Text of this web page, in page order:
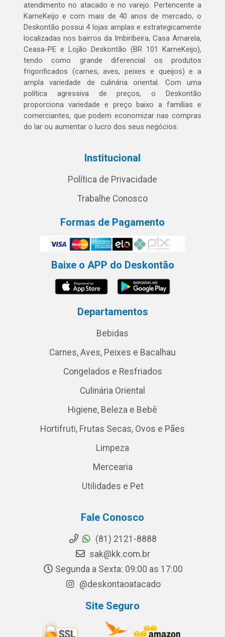
atendimento no atacado e no varejo. Pertencente a
KarneKeijo e com mais de 40 anos de mercado, o
Deskontão possui 4 lojas amplas e estrategicamente
localizadas nos bairros da Imbiribeira, Casa Amarela,
Ceasa-PE e Lojão Deskontão (BR 101 KarneKeijo),
tendo como grande diferencial os produtos
frigorificados (carnes, aves, peixes e queijos) e a
ampla variedade de culinária oriental. Com uma
política agressiva de preços, o Deskontão
proporciona variedade e preço baixo a famílias e
comerciantes, que podem economizar nas compras
do lar ou aumentar o lucro dos seus negócios.
Institucional
Política de Privacidade
Trabalhe Conosco
Formas de Pagamento
Baixe o APP do Deskontão
Departamentos
Bebidas
Carnes, Aves, Peixes e Bacalhau
Congelados e Resfriados
Culinária Oriental
Higiene, Beleza e Bebê
Hortifruti, Frutas Secas, Ovos e Pães
Limpeza
Mercearia
Utilidades e Pet
Fale Conosco
(81) 2121-8888
sak@kk.com.br
Segunda a Sexta: 09:00 as 17:00
@deskontaoatacado
Site Seguro